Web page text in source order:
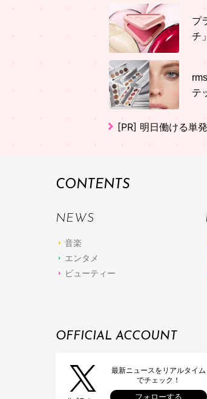
プ
チ
テ
[PR] 明日働ける単
CONTENTS
NEWS
音楽
エンタメ
ビューティー
OFFICIAL ACCOUNT
最新ニュースをリアルタイム
でチェック！
フォローする